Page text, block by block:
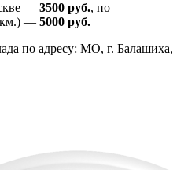
— 3500 руб., по
км.) — 5000 руб.
по адресу: МО, г. Балашиха,